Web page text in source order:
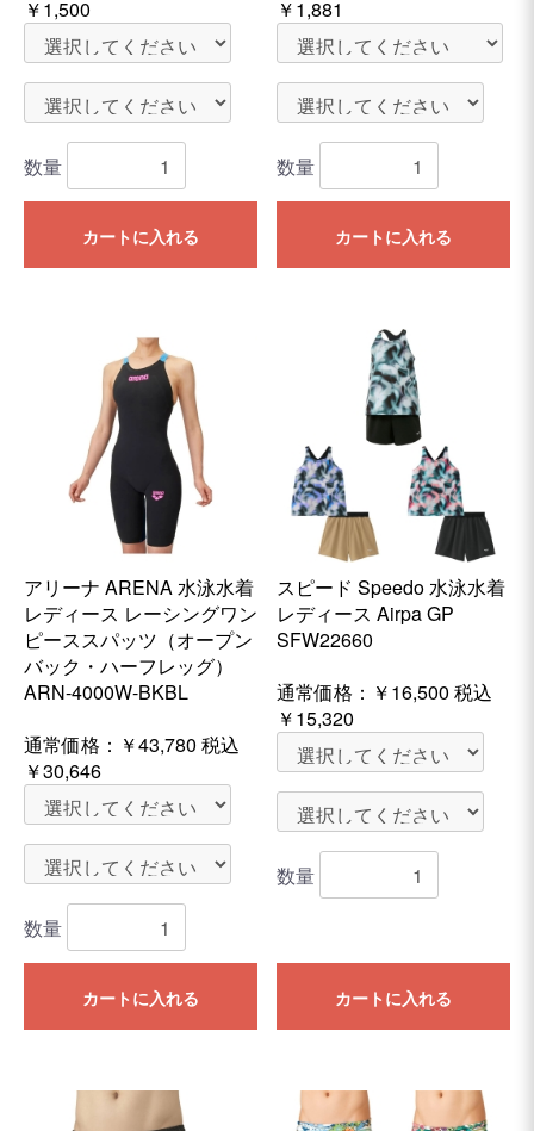
￥1,500
数量
カートに入れる
￥1,881
数量
カートに入れる
アリーナ ARENA 水泳水着
レディース レーシングワン
ピーススパッツ（オープン
バック・ハーフレッグ）
ARN-4000W-BKBL
通常価格： ￥43,780 税込
￥30,646
数量
カートに入れる
スピード Speedo 水泳水着
レディース Airpa GP
SFW22660
通常価格： ￥16,500 税込
￥15,320
数量
カートに入れる